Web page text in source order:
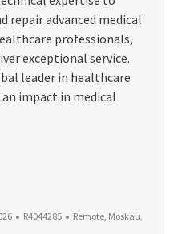
advanced medical
professionals,
exceptional service.
leader in healthcare
impact in medical
Service Engineer
Veröffentlichung
Job-ID
R4044285 Ort
Remote, Moskau,